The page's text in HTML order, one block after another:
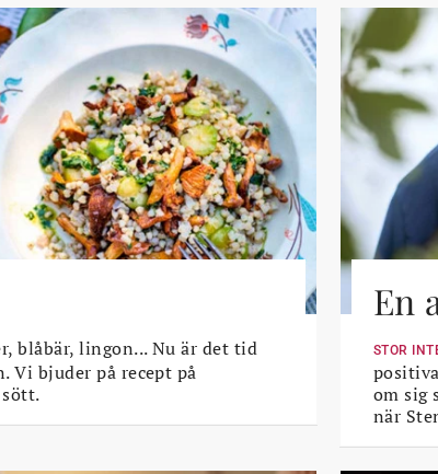
blåbär, lingon... Nu är det tid
Vi bjuder på recept på
En
STOR
om sig
när